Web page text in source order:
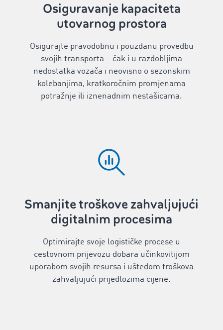
Osiguravanje kapaciteta
utovarnog prostora
Osigurajte pravodobnu i pouzdanu provedbu
svojih transporta – čak i u razdobljima
nedostatka vozača i neovisno o sezonskim
kolebanjima, kratkoročnim promjenama
potražnje ili iznenadnim nestašicama.
Smanjite troškove zahvaljujući
digitalnim procesima
Optimirajte svoje logističke procese u
cestovnom prijevozu dobara učinkovitijom
uporabom svojih resursa i uštedom troškova
zahvaljujući prijedlozima cijene.